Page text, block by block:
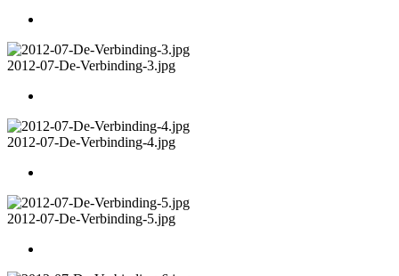
2012-07-De-Verbinding-3.jpg
2012-07-De-Verbinding-4.jpg
2012-07-De-Verbinding-5.jpg